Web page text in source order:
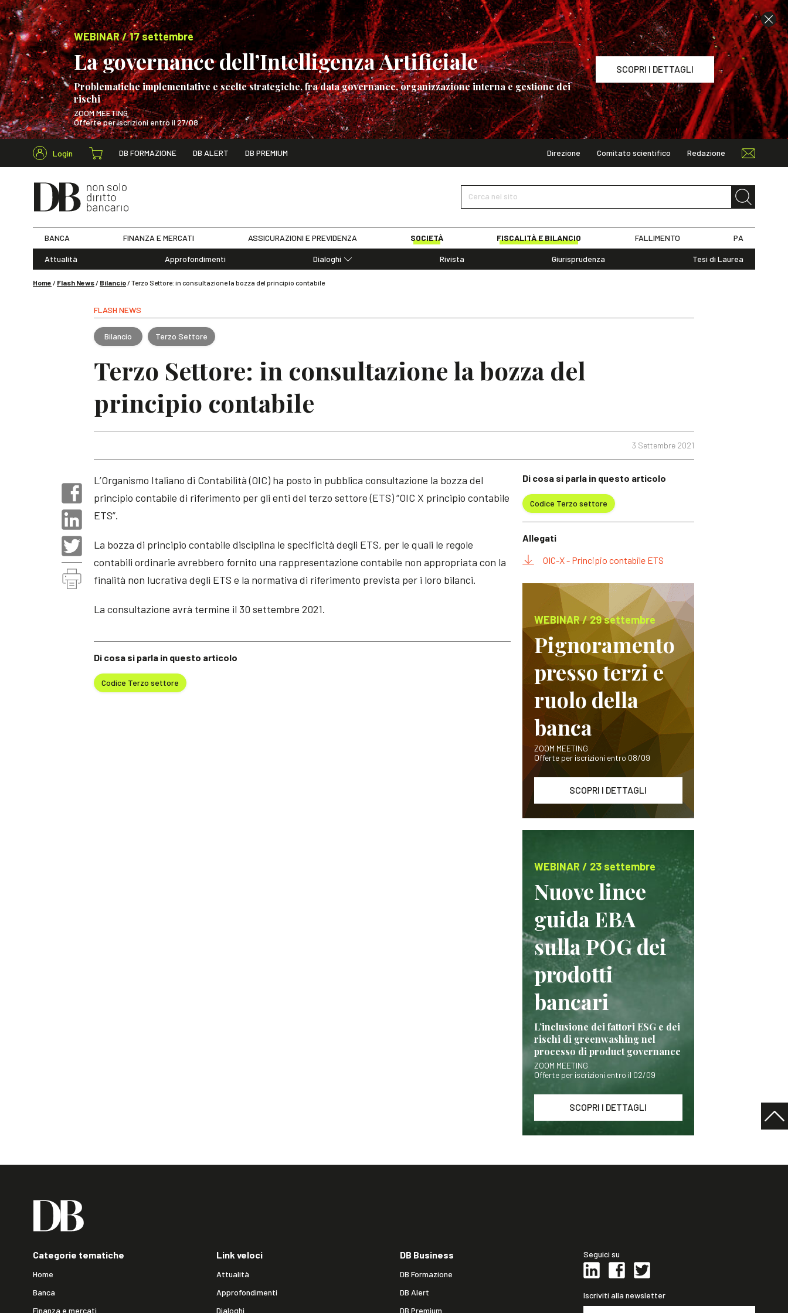
WEBINAR / 17 settembre
La governance dell’Intelligenza Artificiale
Problematiche implementative e scelte strategiche, fra data governance, organizzazione interna e gestione dei
rischi
ZOOM MEETING
Offerte per iscrizioni entro il 27/08
SCOPRI I DETTAGLI
WEBINAR / 17 settembre
Login DB FORMAZIONE DB ALERT DB PREMIUM Direzione Comitato scientifico Redazione
Cerca nel sito
Cerca nel sito
BANCA FINANZA E MERCATI ASSICURAZIONI E PREVIDENZA SOCIETÀ FISCALITÀ E BILANCIO FALLIMENTO PA
Attualità Approfondimenti
Dialoghi
Rivista Giurisprudenza Tesi di Laurea
Home / Flash News/ Bilancio/Terzo Settore: in consultazione la bozza del principio contabile
FLASH NEWS
Bilancio Terzo Settore
Terzo Settore: in consultazione la bozza del
principio contabile
3 Settembre 2021
Di cosa si parla in questo articolo
Codice Terzo settore
L’Organismo Italiano di Contabilità (OIC) ha posto in pubblica consultazione la bozza del
principio contabile di riferimento per gli enti del terzo settore (ETS) “OIC X principio contabile
ETS”.
La bozza di principio contabile disciplina le specificità degli ETS, per le quali le regole
contabili ordinarie avrebbero fornito una rappresentazione contabile non appropriata con la
finalità non lucrativa degli ETS e la normativa di riferimento prevista per i loro bilanci.
La consultazione avrà termine il 30 settembre 2021.
Di cosa si parla in questo articolo
Codice Terzo settore
Allegati
OIC-X - Principio contabile ETS
WEBINAR / 29 settembre
Pignoramento
presso terzi e
ruolo della
banca
ZOOM MEETING
Offerte per iscrizioni entro 08/09
SCOPRI I DETTAGLI
WEBINAR / 23 settembre
Nuove linee
guida EBA
sulla POG dei
prodotti
bancari
L’inclusione dei fattori ESG e dei
rischi di greenwashing nel
processo di product governance
ZOOM MEETING
Offerte per iscrizioni entro il 02/09
SCOPRI I DETTAGLI
Categorie tematiche
Home
Banca
Finanza e mercati
Link veloci
Attualità
Approfondimenti
Dialoghi
DB Business
DB Formazione
DB Alert
DB Premium
Seguici su
Iscriviti alla newsletter